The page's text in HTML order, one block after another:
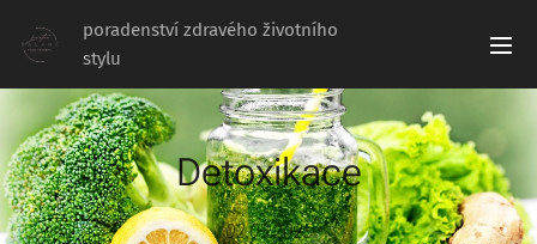
poradenství zdravého životního
stylu
Detoxikace
02.03.2025